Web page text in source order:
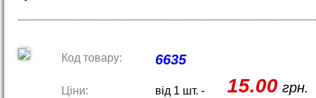
Код товару: 6635
Ціни: від 1 шт. - 15.00грн.